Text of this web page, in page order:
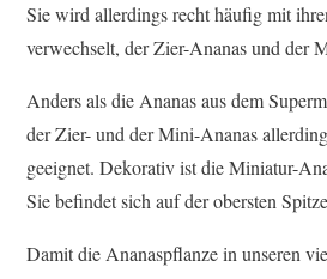
Sie wird allerdings recht häufig mit
verwechselt, der Zier-Ananas und der
Anders als die Ananas aus dem
der Zier- und der Mini-Ananas
geeignet. Dekorativ ist die Miniatur-
Sie befindet sich auf der obersten
Damit die Ananaspflanze in unseren